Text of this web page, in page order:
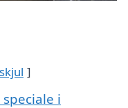
skjul
i